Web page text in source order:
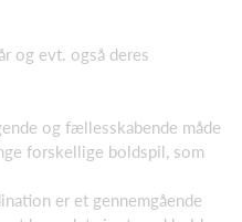
og evt. også deres
og fællesskabende måde
forskellige boldspil, som
er et gennemgående